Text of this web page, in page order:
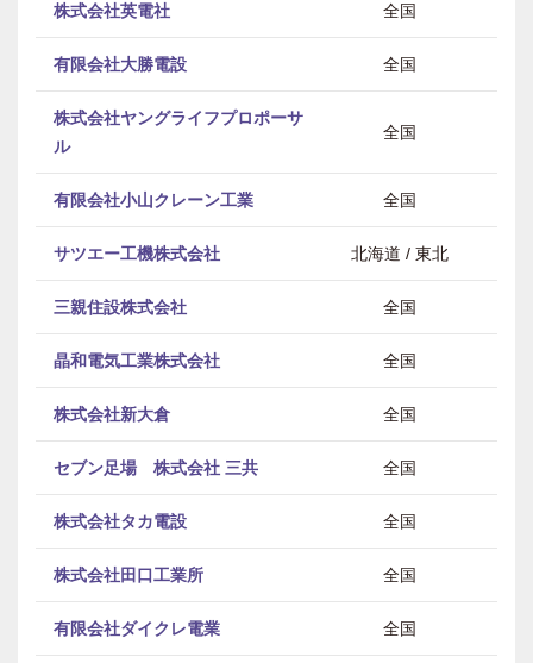
株式会社英電社 全国
有限会社大勝電設 全国
株式会社ヤングライフプロポーサ
ル
全国
有限会社小山クレーン工業 全国
サツエー工機株式会社 北海道 / 東北
三親住設株式会社 全国
晶和電気工業株式会社 全国
株式会社新大倉 全国
セブン足場 株式会社 三共 全国
株式会社タカ電設 全国
株式会社田口工業所 全国
有限会社ダイクレ電業 全国